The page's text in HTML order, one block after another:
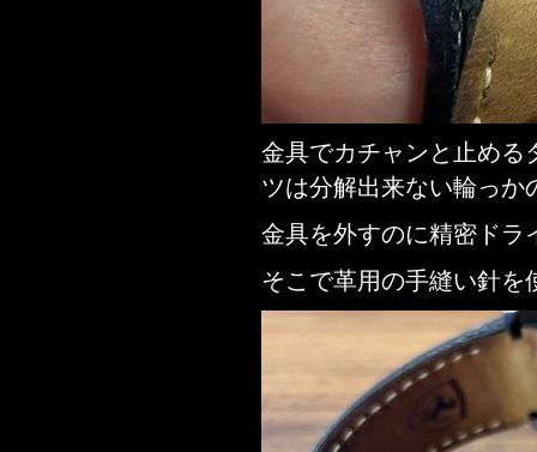
金具でカチャンと止める
ツは分解出来ない輪っか
金具を外すのに精密ドラ
そこで革用の手縫い針を